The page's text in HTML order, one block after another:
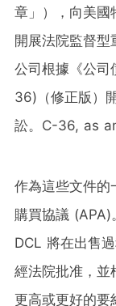
章」），向美國
開展法院監督型
公司根據《公
36)（修正版）
訟。C-36, as
作為這些文件的
購買協議 (APA)
DCL 將在出售
經法院批准，並
更高或更好的要